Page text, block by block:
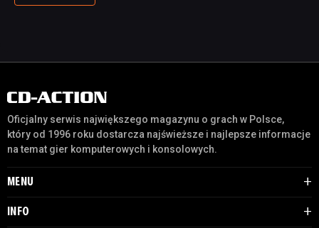
Oficjalny serwis największego magazynu o grach w Polsce,
który od 1996 roku dostarcza najświeższe i najlepsze informacje
na temat gier komputerowych i konsolowych.
MENU
INFO